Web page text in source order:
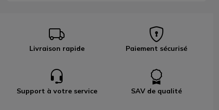
Livraison rapide Paiement sécurisé
Support à votre service SAV de qualité